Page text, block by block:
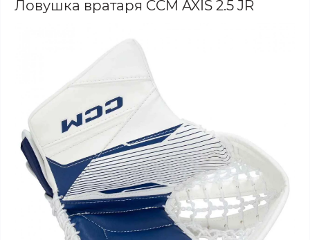
Ловушка вратаря CCM AXIS 2.5 JR